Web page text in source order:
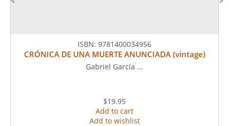
ISBN: 9781400034956
CRÓNICA DE UNA MUERTE ANUNCIADA (vintage)
Gabriel García ...
$19.95
Add to cart
Add to wishlist